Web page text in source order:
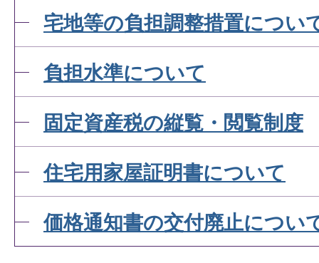
宅地等の負担調整措置につい
負担水準について
固定資産税の縦覧・閲覧制度
住宅用家屋証明書について
価格通知書の交付廃止につい